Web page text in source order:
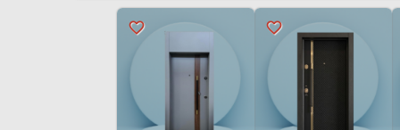
favorite_border
favorite_border